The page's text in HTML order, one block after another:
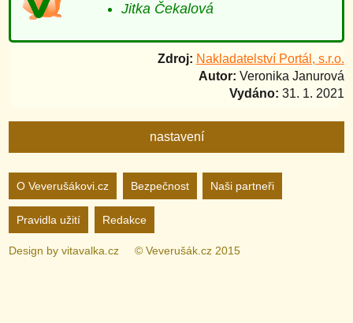
Jitka Čekalová
Zdroj: Nakladatelství Portál, s.r.o.
Autor: Veronika Janurová
Vydáno: 31. 1. 2021
nastavení
Nastavení webu
Animované
O Veverušákovi.cz Bezpečnost Naši partneři
Pravidla užití Redakce
Design byvitavalka.cz © Veverušák.cz 2015